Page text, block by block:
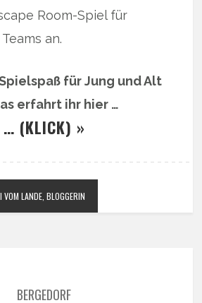
Room-Spiel für
an.
für Jung und Alt
erfahrt ihr hier …
… (KLICK) »
VOM LANDE, BLOGGERIN
BERGEDORF